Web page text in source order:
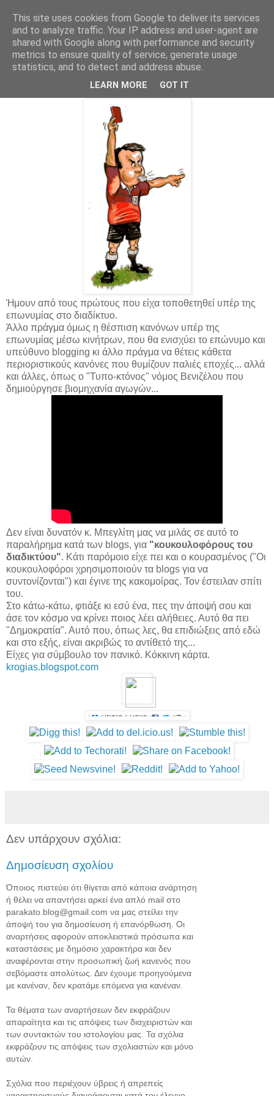
Parakato.gr
Κόκκινη κάρτα! Επικίνδυνος!
Ήμουν από τους πρώτους που είχα τοποθετηθεί υπέρ της
επωνυμίας στο διαδίκτυο.
Άλλο πράγμα όμως η θέσπιση κανόνων υπέρ της
επωνυμίας μέσω κινήτρων, που θα ενισχύει το επώνυμο και
υπεύθυνο blogging κι άλλο πράγμα να θέτεις κάθετα
περιοριστικούς κανόνες που θυμίζουν παλιές εποχές... αλλά
και άλλες, όπως ο "Τυπο-κτόνος" νόμος Βενιζέλου που
δημιούργησε βιομηχανία αγωγών...
Δεν είναι δυνατόν κ. Μπεγλίτη μας να μιλάς σε αυτό το
παραλήρημα κατά των blogs, για "κουκουλοφόρους του
διαδικτύου". Κάτι παρόμοιο είχε πει και ο κουρασμένος ("Οι
κουκουλοφόροι χρησιμοποιούν τα blogs για να
συντονίζονται") και έγινε της κακομοίρας. Τον έστειλαν σπίτι
του.
Στο κάτω-κάτω, φτιάξε κι εσύ ένα, πες την άποψή σου και
άσε τον κόσμο να κρίνει ποιος λέει αλήθειες. Αυτό θα πει
"Δημοκρατία". Αυτό που, όπως λες, θα επιδιώξεις από εδώ
και στο εξής, είναι ακριβώς το αντίθετό της...
Είχες για σύμβουλο τον πανικό. Κόκκινη κάρτα.
krogias.blogspot.com
Δεν υπάρχουν σχόλια:
Δημοσίευση σχολίου
Όποιος πιστεύει ότι θίγεται από κάποια ανάρτηση
ή θέλει να απαντήσει αρκεί ένα απλό mail στο
parakato.blog@gmail.com να μας στείλει την
άποψή του για δημοσίευση ή επανόρθωση. Οι
αναρτήσεις αφορούν αποκλειστικά πρόσωπα και
καταστάσεις με δημόσιο χαρακτήρα και δεν
αναφέρονται στην προσωπική ζωή κανενός που
σεβόμαστε απολύτως. Δεν έχουμε προηγούμενα
με κανέναν, δεν κρατάμε επόμενα για κανέναν.
Τα θέματα των αναρτήσεων δεν εκφράζουν
απαραίτητα και τις απόψεις των διαχειριστών και
των συντακτών του ιστολογίου μας. Τα σχόλια
εκφράζουν τις απόψεις των σχολιαστών και μόνο
αυτών.
Σχόλια που περιέχουν ύβρεις ή απρεπείς
This site uses cookies from Google to deliver its services
and to analyze traffic. Your IP address and user-agent are
shared with Google along with performance and security
metrics to ensure quality of service, generate usage
statistics, and to detect and address abuse.
LEARN MORE GOT IT